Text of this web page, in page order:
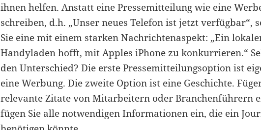
ihnen helfen. Anstatt eine Pressemitteilung wie eine
schreiben, d.h. „Unser neues Telefon ist jetzt verfügbar“,
Sie eine mit einem starken Nachrichtenaspekt: „Ein
Handyladen hofft, mit Apples iPhone zu konkurrieren.“
den Unterschied? Die erste Pressemitteilungsoption ist
eine Werbung. Die zweite Option ist eine Geschichte.
relevante Zitate von Mitarbeitern oder Branchenführern
fügen Sie alle notwendigen Informationen ein, die ein